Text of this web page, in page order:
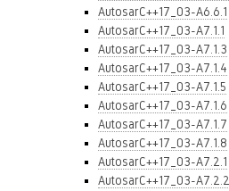
AutosarC++17_03-A6.6.1
AutosarC++17_03-A7.1.1
AutosarC++17_03-A7.1.3
AutosarC++17_03-A7.1.4
AutosarC++17_03-A7.1.5
AutosarC++17_03-A7.1.6
AutosarC++17_03-A7.1.7
AutosarC++17_03-A7.1.8
AutosarC++17_03-A7.2.1
AutosarC++17_03-A7.2.2